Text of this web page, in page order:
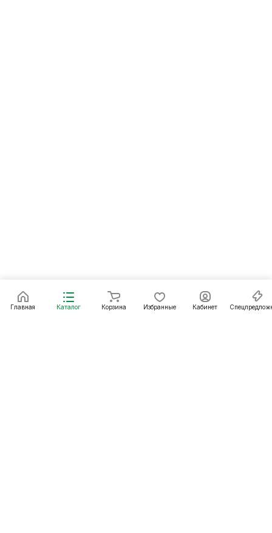
Главная Каталог Корзина Избранные Кабинет